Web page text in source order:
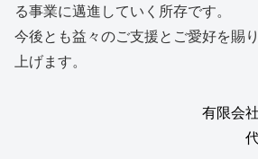
る事業に邁進していく所存です。
今後とも益々のご支援とご愛好を賜
上げます。
有限会